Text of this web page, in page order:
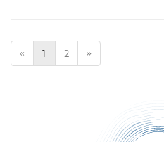
« 1 2 »